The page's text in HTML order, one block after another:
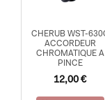
CHERUB WST-
ACCORDEUR
CHROMATIQUE A
PINCE
12,00€